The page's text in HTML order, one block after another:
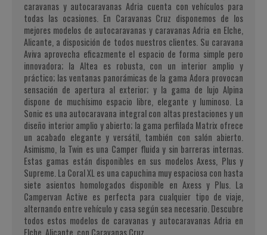
caravanas y autocaravanas Adria cuenta con vehículos para
todas las ocasiones. En Caravanas Cruz disponemos de los
mejores modelos de autocaravanas y caravanas Adria en Elche,
Alicante, a disposición de todos nuestros clientes. Su caravana
Aviva aprovecha eficazmente el espacio de forma simple pero
innovadora; la Altea es robusta, con un interior amplio y
práctico; las ventanas panorámicas de la gama Adora provocan
sensación de apertura al exterior; y la gama de lujo Alpina
dispone de muchísimo espacio libre, elegante y luminoso. La
Sonic es una autocaravana integral con altas prestaciones y un
diseño interior amplio y abierto; la gama perfilada Matrix ofrece
un acabado elegante y versátil, también con salón abierto.
Asimismo, la Twin es una Camper fluida y sin barreras internas.
Estas gamas están disponibles en sus modelos Axess, Plus y
Supreme. La Coral XL es una capuchina muy espaciosa con hasta
siete asientos homologados disponible en Axess y Plus. La
Campervan Active es perfecta para cualquier tipo de viaje,
alternando entre vehículo y casa según sea necesario. Descubre
todos estos modelos de caravanas y autocaravanas Adria en
Elche, Alicante, con Caravanas Cruz.